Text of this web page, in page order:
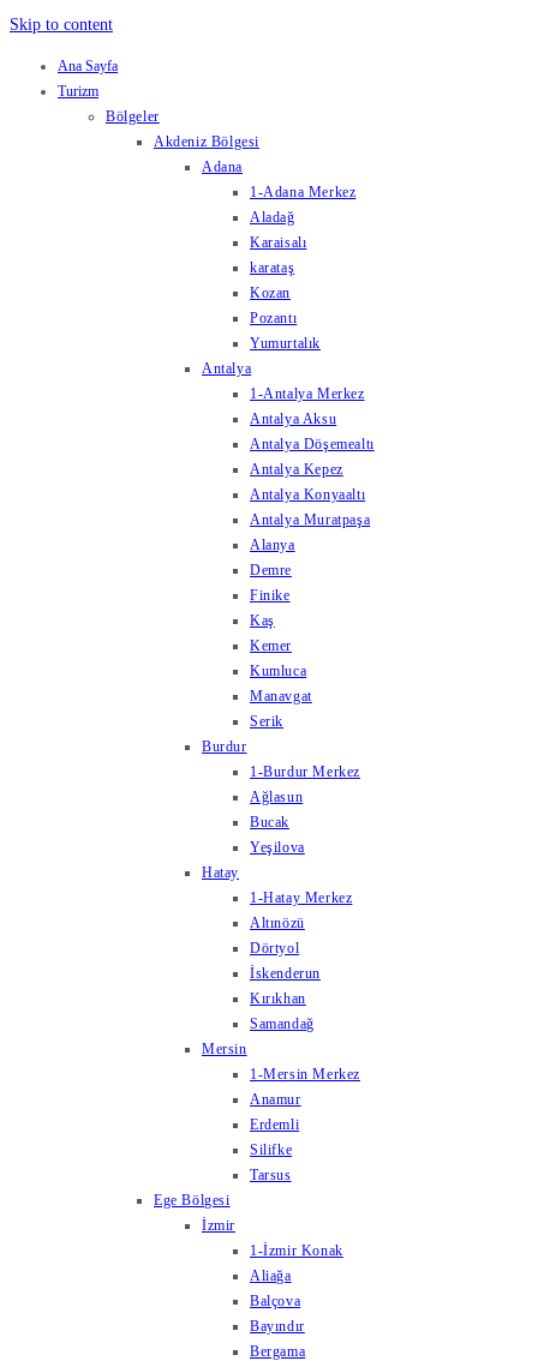
Skip to content
Ana Sayfa
Turizm
Bölgeler
Akdeniz Bölgesi
Adana
1-Adana Merkez
Aladağ
Karaisalı
karataş
Kozan
Pozantı
Yumurtalık
Antalya
1-Antalya Merkez
Antalya Aksu
Antalya Döşemealtı
Antalya Kepez
Antalya Konyaaltı
Antalya Muratpaşa
Alanya
Demre
Finike
Kaş
Kemer
Kumluca
Manavgat
Serik
Burdur
1-Burdur Merkez
Ağlasun
Bucak
Yeşilova
Hatay
1-Hatay Merkez
Altınözü
Dörtyol
İskenderun
Kırıkhan
Samandağ
Mersin
1-Mersin Merkez
Anamur
Erdemli
Silifke
Tarsus
Ege Bölgesi
İzmir
1-İzmir Konak
Aliağa
Balçova
Bayındır
Bergama